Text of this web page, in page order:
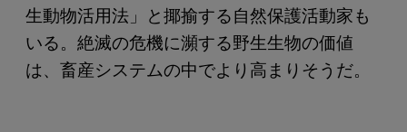
生動物活用法」と揶揄する自然保護活動家も
いる。絶滅の危機に瀕する野生生物の価値
は、畜産システムの中でより高まりそうだ。